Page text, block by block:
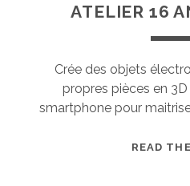
ATELIER 16
Crée des objets
propres pièces en
smartphone pour
READ